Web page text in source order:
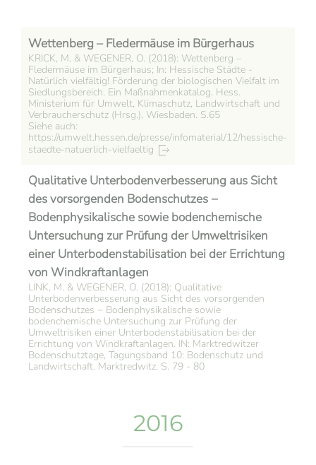
Wettenberg – Fledermäuse im Bürgerhaus
KRICK, M. & WEGENER, O. (2018): Wettenberg –
Fledermäuse im Bürgerhaus; In: Hessische Städte -
Natürlich vielfältig! Förderung der biologischen Vielfalt im
Siedlungsbereich. Ein Maßnahmenkatalog. Hess.
Ministerium für Umwelt, Klimaschutz, Landwirtschaft und
Verbraucherschutz (Hrsg.), Wiesbaden. S.65
Siehe auch:
https://umwelt.hessen.de/presse/infomaterial/12/hessische-
staedte-natuerlich-vielfaeltig
Qualitative Unterbodenverbesserung aus Sicht
des vorsorgenden Bodenschutzes −
Bodenphysikalische sowie bodenchemische
Untersuchung zur Prüfung der Umweltrisiken
einer Unterbodenstabilisation bei der Errichtung
von Windkraftanlagen
LINK, M. & WEGENER, O. (2018): Qualitative
Unterbodenverbesserung aus Sicht des vorsorgenden
Bodenschutzes − Bodenphysikalische sowie
bodenchemische Untersuchung zur Prüfung der
Umweltrisiken einer Unterbodenstabilisation bei der
Errichtung von Windkraftanlagen. IN: Marktredwitzer
Bodenschutztage, Tagungsband 10: Bodenschutz und
Landwirtschaft. Marktredwitz. S. 79 - 80
2016